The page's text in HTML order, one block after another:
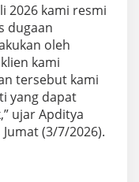
2026 kami resmi
dugaan
oleh
kami
tersebut kami
yang dapat
ujar Apditya
(3/7/2026).